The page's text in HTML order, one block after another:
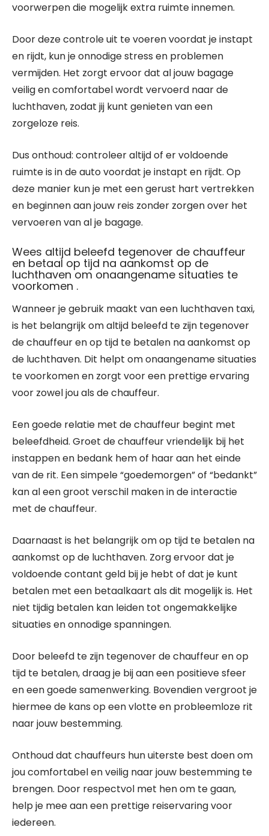
voorwerpen die mogelijk extra ruimte innemen.
Door deze controle uit te voeren voordat je instapt
en rijdt, kun je onnodige stress en problemen
vermijden. Het zorgt ervoor dat al jouw bagage
veilig en comfortabel wordt vervoerd naar de
luchthaven, zodat jij kunt genieten van een
zorgeloze reis.
Dus onthoud: controleer altijd of er voldoende
ruimte is in de auto voordat je instapt en rijdt. Op
deze manier kun je met een gerust hart vertrekken
en beginnen aan jouw reis zonder zorgen over het
vervoeren van al je bagage.
Wees altijd beleefd tegenover de chauffeur
en betaal op tijd na aankomst op de
luchthaven om onaangename situaties te
voorkomen .
Wanneer je gebruik maakt van een luchthaven taxi,
is het belangrijk om altijd beleefd te zijn tegenover
de chauffeur en op tijd te betalen na aankomst op
de luchthaven. Dit helpt om onaangename situaties
te voorkomen en zorgt voor een prettige ervaring
voor zowel jou als de chauffeur.
Een goede relatie met de chauffeur begint met
beleefdheid. Groet de chauffeur vriendelijk bij het
instappen en bedank hem of haar aan het einde
van de rit. Een simpele “goedemorgen” of “bedankt”
kan al een groot verschil maken in de interactie
met de chauffeur.
Daarnaast is het belangrijk om op tijd te betalen na
aankomst op de luchthaven. Zorg ervoor dat je
voldoende contant geld bij je hebt of dat je kunt
betalen met een betaalkaart als dit mogelijk is. Het
niet tijdig betalen kan leiden tot ongemakkelijke
situaties en onnodige spanningen.
Door beleefd te zijn tegenover de chauffeur en op
tijd te betalen, draag je bij aan een positieve sfeer
en een goede samenwerking. Bovendien vergroot je
hiermee de kans op een vlotte en probleemloze rit
naar jouw bestemming.
Onthoud dat chauffeurs hun uiterste best doen om
jou comfortabel en veilig naar jouw bestemming te
brengen. Door respectvol met hen om te gaan,
help je mee aan een prettige reiservaring voor
iedereen.